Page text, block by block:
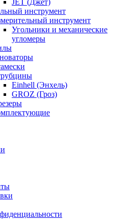
JET (Джет)
инструмент
инструмент
Угольники и механические
угломеры
Einhell (Энхель)
GROZ (Гроз)